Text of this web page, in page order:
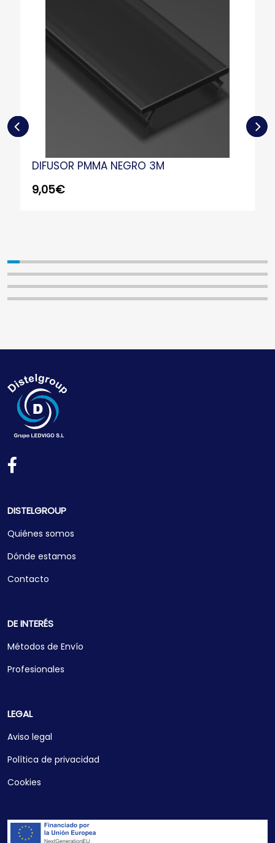
DIFUSOR PMMA NEGRO 3M
9,05€
DISTELGROUP
Quiénes somos
Dónde estamos
Contacto
DE INTERÉS
Métodos de Envío
Profesionales
LEGAL
Aviso legal
Política de privacidad
Cookies